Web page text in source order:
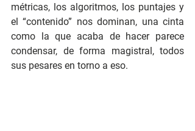
métricas, los algoritmos, los puntajes y
el “contenido” nos dominan, una cinta
como la que acaba de hacer parece
condensar, de forma magistral, todos
sus pesares en torno a eso.